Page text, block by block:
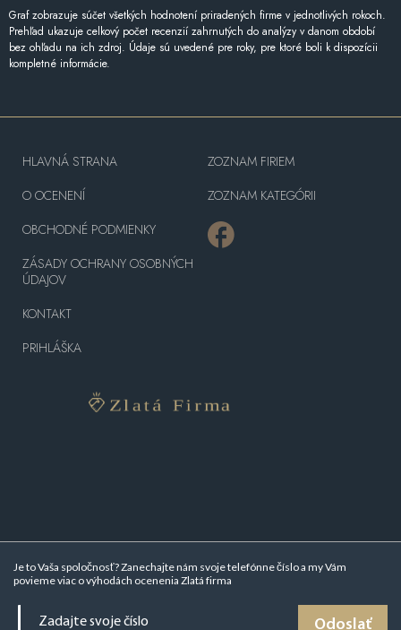
Graf zobrazuje súčet všetkých hodnotení priradených firme v jednotlivých rokoch.
Prehľad ukazuje celkový počet recenzií zahrnutých do analýzy v danom období
bez ohľadu na ich zdroj. Údaje sú uvedené pre roky, pre ktoré boli k dispozícii
kompletné informácie.
Je to Vaša spoločnosť? Zanechajte nám svoje telefónne číslo a my Vám
povieme viac ovýhodách ocenenia Zlatá firma
Odoslať
HLAVNÁ STRANA
O OCENENÍ
OBCHODNÉ PODMIENKY
ZÁSADY OCHRANY OSOBNÝCH
ÚDAJOV
KONTAKT
PRIHLÁŠKA
ZOZNAM FIRIEM
ZOZNAM KATEGÓRII